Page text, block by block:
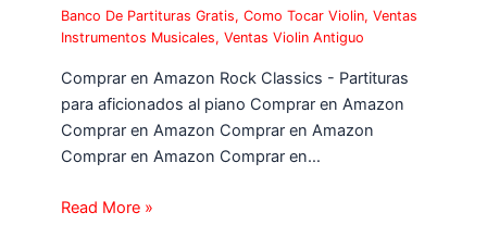
Banco De Partituras Gratis,Como Tocar Violin,Ventas
Instrumentos Musicales,Ventas Violin Antiguo
Comprar en Amazon Rock Classics - Partituras
para aficionados al piano Comprar en Amazon
Comprar en Amazon Comprar en Amazon
Comprar en Amazon Comprar en…
Read More »